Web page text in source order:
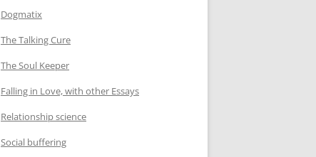
Dogmatix
The Talking Cure
The Soul Keeper
Falling in Love, with other Essays
Relationship science
Social buffering